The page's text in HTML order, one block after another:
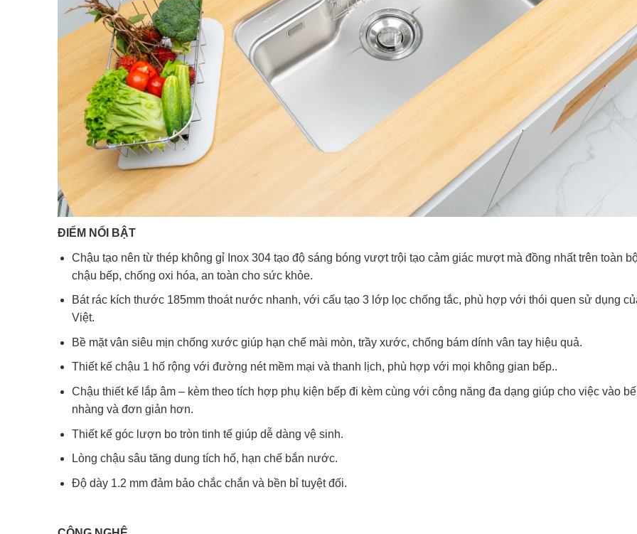
ĐIỂM NỔI BẬT
Chậu tạo nên từ thép không gỉ Inox 304 tạo độ sáng bóng vượt trội tạo cảm giác mượt mà đồng nhất trên toàn
chậu bếp, chống oxi hóa, an toàn cho sức khỏe.
Bát rác kích thước 185mm thoát nước nhanh, với cấu tạo 3 lớp lọc chống tắc, phù hợp với thói quen sử dụng
Việt.
Bề mặt vân siêu mịn chống xước giúp hạn chế mài mòn, trầy xước, chống bám dính vân tay hiệu quả.
Thiết kế chậu 1 hố rộng với đường nét mềm mại và thanh lịch, phù hợp với mọi không gian bếp..
Chậu thiết kế lắp âm – kèm theo tích hợp phụ kiện bếp đi kèm cùng với công năng đa dạng giúp cho việc vào
nhàng và đơn giản hơn.
Thiết kế góc lượn bo tròn tinh tế giúp dễ dàng vệ sinh.
Lòng chậu sâu tăng dung tích hố, hạn chế bắn nước.
Độ dày 1.2 mm đảm bảo chắc chắn và bền bỉ tuyệt đối.